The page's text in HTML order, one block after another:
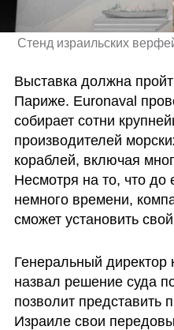
Стенд израильских
Выставка должна
Париже. Euronaval
собирает сотни
производителей
кораблей, включая
Несмотря на то, что до
немного времени,
сможет установить
Генеральный
назвал решение суда
позволит представить
Израиле свои